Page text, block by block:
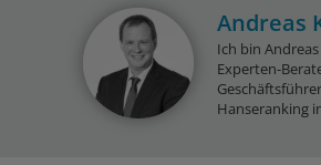
Andreas
Ich bin
Experten-
Hanseranking